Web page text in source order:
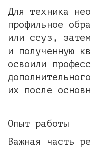
Для техника
профильное
или ссуз,
и полученную
освоили
их после
Опыт работы
Важная часть